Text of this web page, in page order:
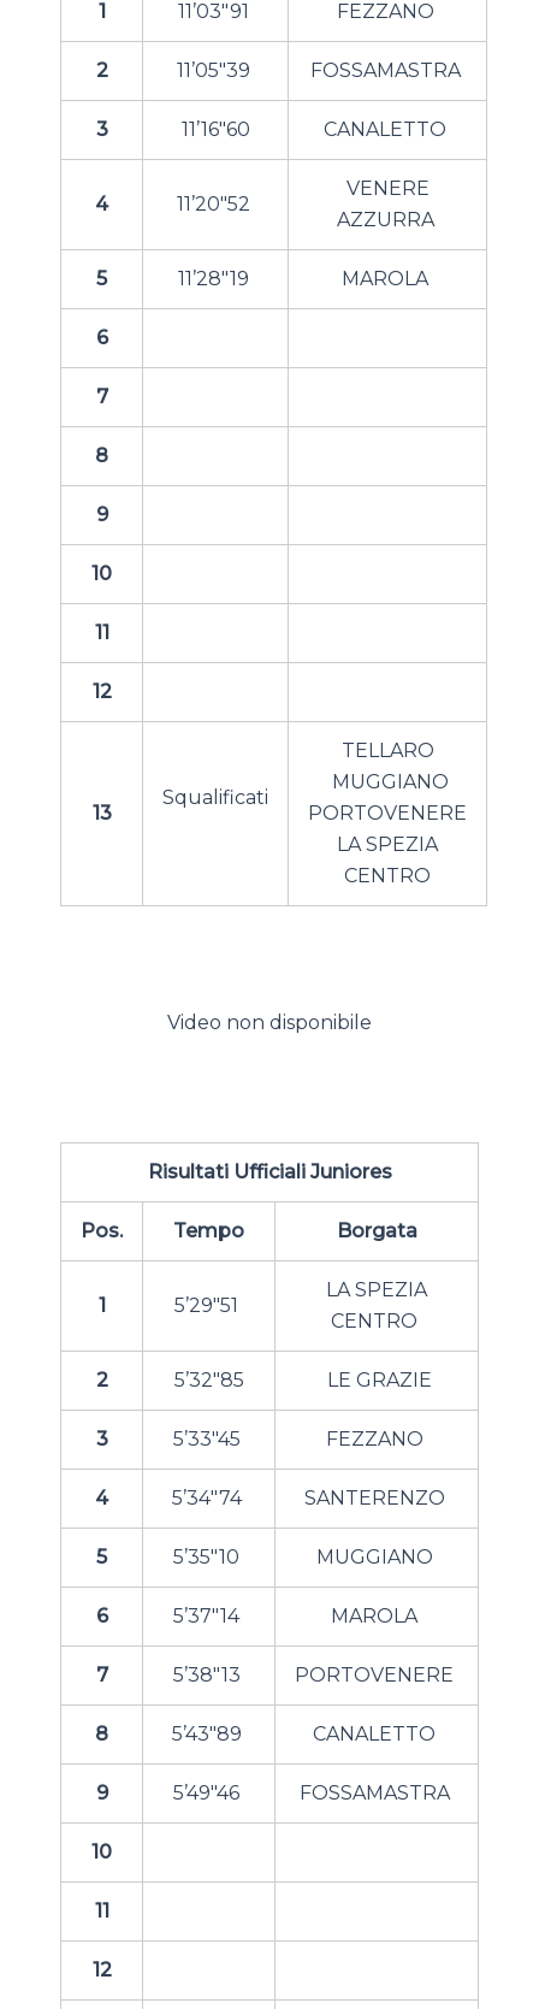
1 11’03″91 FEZZANO
2 11’05″39 FOSSAMASTRA
3 11’16″60 CANALETTO
4 11’20″52
VENERE
AZZURRA
5 11’28″19 MAROLA
6
7
8
9
10
11
12
13
Squalificati
TELLARO
MUGGIANO
PORTOVENERE
LA SPEZIA
CENTRO
Video non disponibile
Risultati Ufficiali Juniores
Pos. Tempo Borgata
1 5’29″51
LA SPEZIA
CENTRO
2 5’32″85 LE GRAZIE
3 5’33″45 FEZZANO
4 5’34″74 SANTERENZO
5 5’35″10 MUGGIANO
6 5’37″14 MAROLA
7 5’38″13 PORTOVENERE
8 5’43″89 CANALETTO
9 5’49″46 FOSSAMASTRA
10
11
12